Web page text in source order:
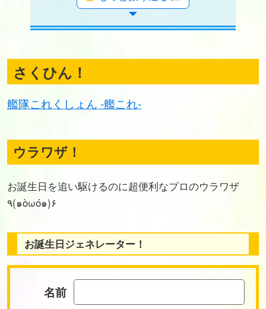
さくひん！
艦隊これくしょん -艦これ-
ウラワザ！
お誕生日を追い駆けるのに超便利なプロのウラワザ
٩(๑òωó๑)۶
お誕生日ジェネレーター！
名前